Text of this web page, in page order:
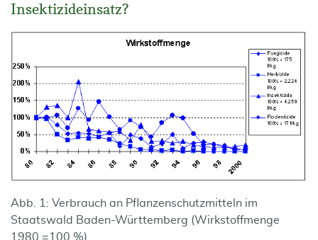
Insektizideinsatz?
Abb. 1: Verbrauch an Pflanzenschutzmitteln im
Staatswald Baden-Württemberg (Wirkstoffmenge
1980 =100 %).